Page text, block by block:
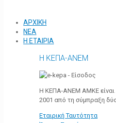
ΑΡΧΙΚΗ
ΝΕΑ
Η ΕΤΑΙΡΙΑ
Η ΚΕΠΑ-ΑΝΕΜ
Η ΚΕΠΑ-ΑΝΕΜ ΑΜΚΕ είναι
2001 από τη σύμπραξη
Εταιρική Ταυτότητα